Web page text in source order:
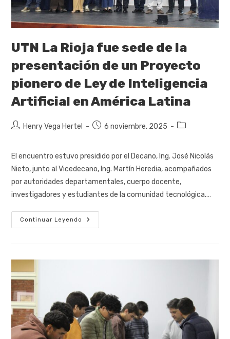
UTN La Rioja fue sede de la
presentación de un Proyecto
pionero de Ley de Inteligencia
Artificial en América Latina
Henry Vega Hertel 6 noviembre, 2025
El encuentro estuvo presidido por el Decano, Ing. José Nicolás
Nieto, junto al Vicedecano, Ing. Martín Heredia, acompañados
por autoridades departamentales, cuerpo docente,
investigadores y estudiantes de la comunidad tecnológica.…
Continuar Leyendo